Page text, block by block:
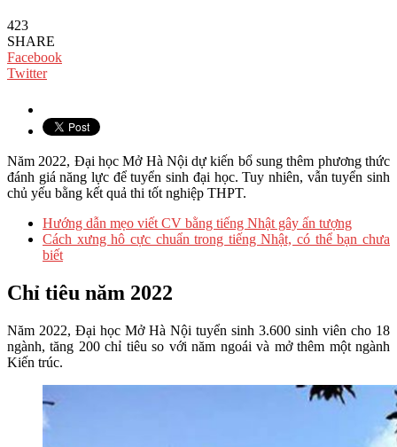
423
SHARE
Facebook
Twitter
Năm 2022, Đại học Mở Hà Nội dự kiến bổ sung thêm phương thức
đánh giá năng lực để tuyển sinh đại học. Tuy nhiên, vẫn tuyển sinh
chủ yếu bằng kết quả thi tốt nghiệp THPT.
Hướng dẫn mẹo viết CV bằng tiếng Nhật gây ấn tượng
Cách xưng hô cực chuẩn trong tiếng Nhật, có thể bạn chưa
biết
Chỉ tiêu năm 2022
Năm 2022, Đại học Mở Hà Nội tuyển sinh 3.600 sinh viên cho 18
ngành, tăng 200 chỉ tiêu so với năm ngoái và mở thêm một ngành
Kiến trúc.